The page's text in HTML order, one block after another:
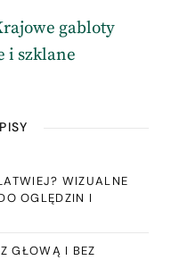
gabloty
i szklane
WIZUALNE
OGLĘDZIN I
GŁOWĄ I BEZ